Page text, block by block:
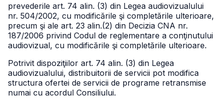
prevederile art. 74 alin. (3) din Legea audiovizualului
nr. 504/2002, cu modificările şi completările ulterioare,
precum şi ale art. 23 alin.(2) din Decizia CNA nr.
187/2006 privind Codul de reglementare a conţinutului
audiovizual, cu modificările şi completările ulterioare.
Potrivit dispoziţiilor art. 74 alin. (3) din Legea
audiovizualului, distribuitorii de servicii pot modifica
structura ofertei de servicii de programe retransmise
numai cu acordul Consiliului.